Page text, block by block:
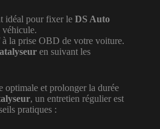
idéal pour fixer le DS Auto
véhicule.
la prise OBD de votre voiture.
en suivant les
optimale et prolonger la durée
, un entretien régulier est
pratiques :